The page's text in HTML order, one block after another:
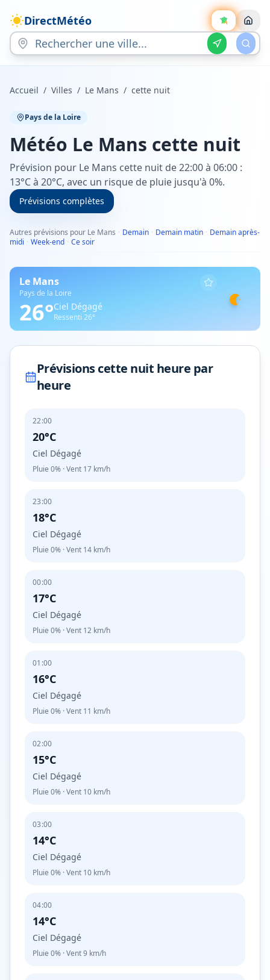
DirectMétéo
Accueil / Villes / Le Mans / cette nuit
Pays de la Loire
Météo Le Mans cette nuit
Prévision pour Le Mans cette nuit de 22:00 à 06:00 :
13°C à 20°C, avec un risque de pluie jusqu'à 0%.
Prévisions complètes
Autres prévisions pour Le Mans · Demain · Demain matin · Demain après-
midi · Week-end · Ce soir
Le Mans
Pays de la Loire
26°Ciel Dégagé
Ressenti 26°
Prévisions cette nuit heure par
heure
22:00
20°C
Ciel Dégagé
Pluie 0% · Vent 17 km/h
23:00
18°C
Ciel Dégagé
Pluie 0% · Vent 14 km/h
00:00
17°C
Ciel Dégagé
Pluie 0% · Vent 12 km/h
01:00
16°C
Ciel Dégagé
Pluie 0% · Vent 11 km/h
02:00
15°C
Ciel Dégagé
Pluie 0% · Vent 10 km/h
03:00
14°C
Ciel Dégagé
Pluie 0% · Vent 10 km/h
04:00
14°C
Ciel Dégagé
Pluie 0% · Vent9 km/h